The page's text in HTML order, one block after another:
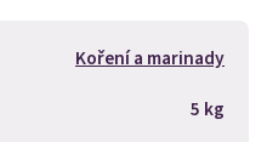
Koření a marinady
5 kg